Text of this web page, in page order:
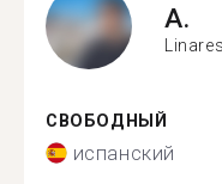
A.
Linares
СВОБОДНЫЙ
испанский